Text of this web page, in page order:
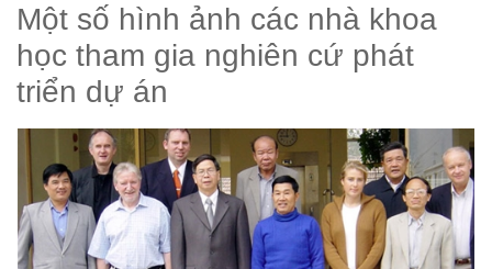
Một số hình ảnh các nhà khoa
học tham gia nghiên cứ phát
triển dự án